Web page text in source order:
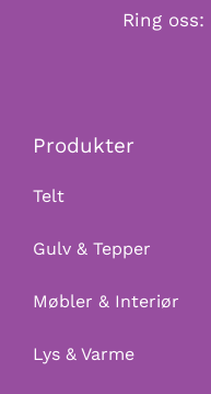
Ring oss:
Produkter
Telt
Gulv & Tepper
Møbler & Interiør
Lys & Varme